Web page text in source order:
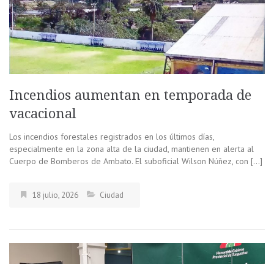
Incendios aumentan en temporada de
vacacional
Los incendios forestales registrados en los últimos días,
especialmente en la zona alta de la ciudad, mantienen en alerta al
Cuerpo de Bomberos de Ambato. El suboficial Wilson Núñez, con […]
18 julio, 2026 Ciudad